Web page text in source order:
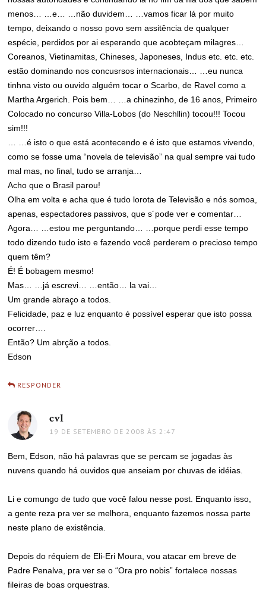
menos… …e… …não duvidem… …vamos ficar lá por muito
tempo, deixando o nosso povo sem assitência de qualquer
espécie, perdidos por ai esperando que acobteçam milagres…
Coreanos, Vietinamitas, Chineses, Japoneses, Indus etc. etc. etc.
estão dominando nos concusrsos internacionais… …eu nunca
tinhna visto ou ouvido alguém tocar o Scarbo, de Ravel como a
Martha Argerich. Pois bem… …a chinezinho, de 16 anos, Primeiro
Colocado no concurso Villa-Lobos (do Neschllin) tocou!!! Tocou
sim!!!
… …é isto o que está acontecendo e é isto que estamos vivendo,
como se fosse uma “novela de televisão” na qual sempre vai tudo
mal mas, no final, tudo se arranja…
Acho que o Brasil parou!
Olha em volta e acha que é tudo lorota de Televisão e nós somoa,
apenas, espectadores passivos, que s´pode ver e comentar…
Agora… …estou me perguntando… …porque perdi esse tempo
todo dizendo tudo isto e fazendo você perderem o precioso tempo
quem têm?
É! É bobagem mesmo!
Mas… …já escrevi… …então… la vai…
Um grande abraço a todos.
Felicidade, paz e luz enquanto é possível esperar que isto possa
ocorrer….
Então? Um abrção a todos.
Edson
RESPONDER
cvl
19 DE SETEMBRO DE 2008 ÀS 2:47
Bem, Edson, não há palavras que se percam se jogadas às
nuvens quando há ouvidos que anseiam por chuvas de idéias.
Li e comungo de tudo que você falou nesse post. Enquanto isso,
a gente reza pra ver se melhora, enquanto fazemos nossa parte
neste plano de existência.
Depois do réquiem de Eli-Eri Moura, vou atacar em breve de
Padre Penalva, pra ver se o “Ora pro nobis” fortalece nossas
fileiras de boas orquestras.